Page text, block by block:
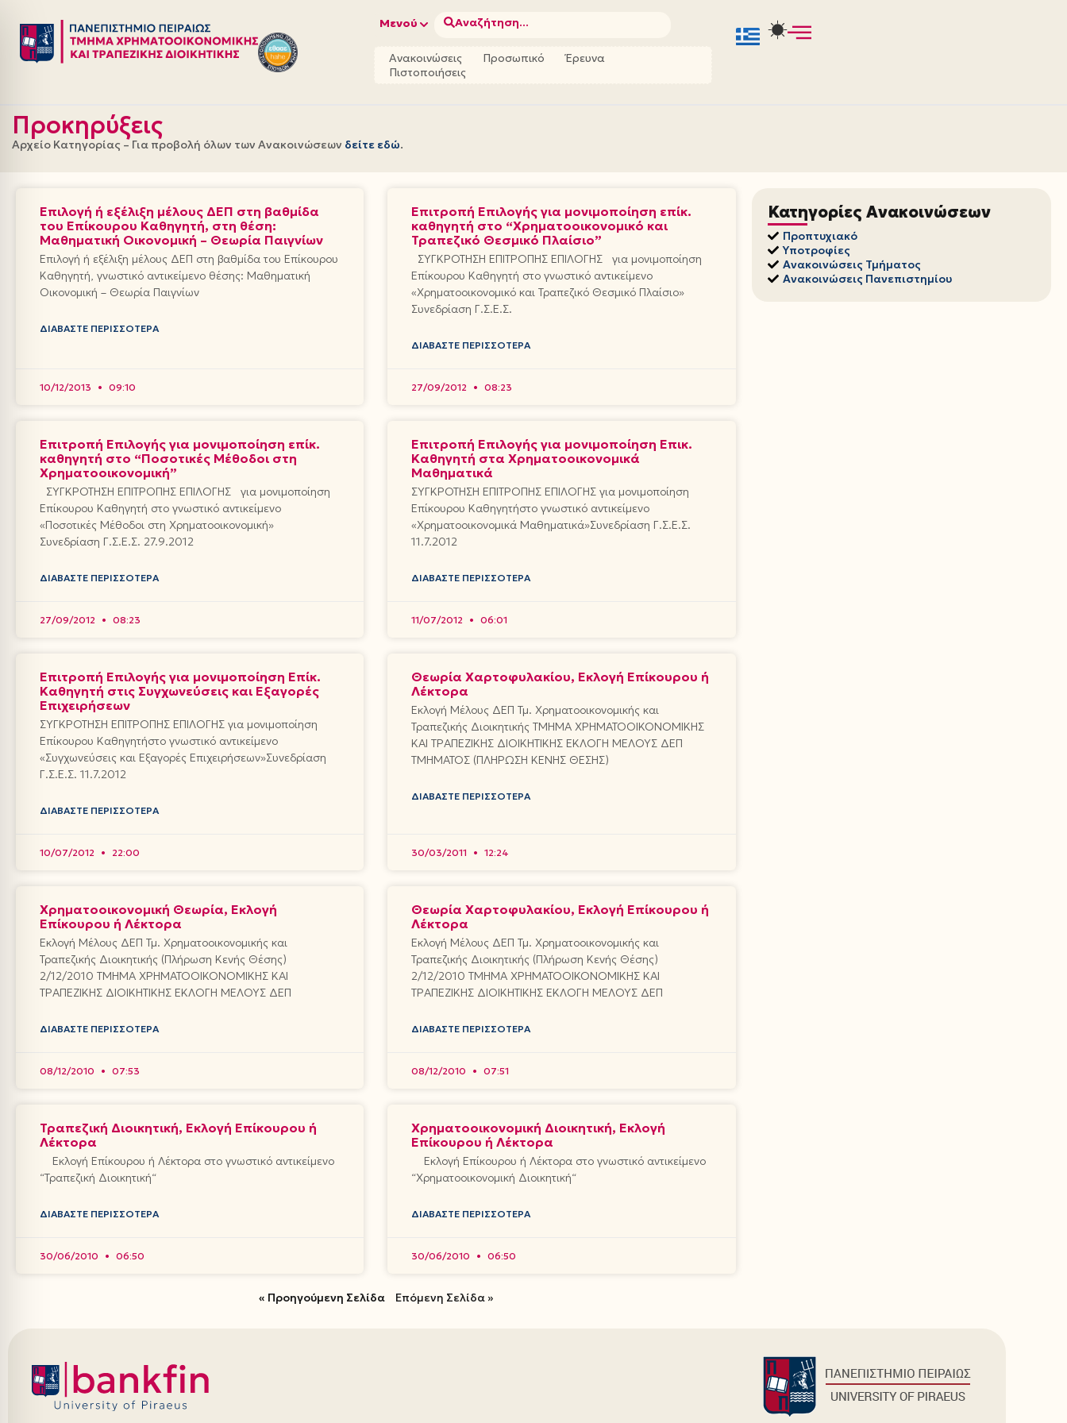
Μεταπηδήστε
στο
Μενού Αναζήτηση...
Ανακοινώσεις Προσωπικό
Έρευνα
Πιστοποιήσεις
Προκηρύξεις
Αρχείο Κατηγορίας – Για προβολή όλων των Ανακοινώσεων δείτε εδώ.
Επιλογή ή εξέλιξη μέλους ΔΕΠ στη βαθμίδα
του Επίκουρου Καθηγητή, στη θέση:
Μαθηματική Οικονομική – Θεωρία Παιγνίων
Επιλογή ή εξέλιξη μέλους ΔΕΠ στη βαθμίδα του Επίκουρου
Καθηγητή, γνωστικό αντικείμενο θέσης: Μαθηματική
Οικονομική – Θεωρία Παιγνίων
ΔΙΑΒΆΣΤΕ ΠΕΡΙΣΣΌΤΕΡΑ
10/12/2013 09:10
Επιτροπή Επιλογής για μονιμοποίηση επίκ.
καθηγητή στο “Χρηματοοικονομικό και
Τραπεζικό Θεσμικό Πλαίσιο”
ΣΥΓΚΡΟΤΗΣΗ ΕΠΙΤΡΟΠΗΣ ΕΠΙΛΟΓΗΣ για μονιμοποίηση
Επίκουρου Καθηγητή στο γνωστικό αντικείμενο
«Χρηματοοικονομικό και Τραπεζικό Θεσμικό Πλαίσιο»
Συνεδρίαση Γ.Σ.Ε.Σ.
ΔΙΑΒΆΣΤΕ ΠΕΡΙΣΣΌΤΕΡΑ
27/09/2012 08:23
Επιτροπή Επιλογής για μονιμοποίηση επίκ.
καθηγητή στο “Ποσοτικές Μέθοδοι στη
Χρηματοοικονομική”
ΣΥΓΚΡΟΤΗΣΗ ΕΠΙΤΡΟΠΗΣ ΕΠΙΛΟΓΗΣ για μονιμοποίηση
Επίκουρου Καθηγητή στο γνωστικό αντικείμενο
«Ποσοτικές Μέθοδοι στη Χρηματοοικονομική»
Συνεδρίαση Γ.Σ.Ε.Σ. 27.9.2012
ΔΙΑΒΆΣΤΕ ΠΕΡΙΣΣΌΤΕΡΑ
27/09/2012 08:23
Επιτροπή Επιλογής για μονιμοποίηση Επικ.
Καθηγητή στα Χρηματοοικονομικά
Μαθηματικά
ΣΥΓΚΡΟΤΗΣΗ ΕΠΙΤΡΟΠΗΣ ΕΠΙΛΟΓΗΣ για μονιμοποίηση
Επίκουρου Καθηγητήστο γνωστικό αντικείμενο
«Χρηματοοικονομικά Μαθηματικά»Συνεδρίαση Γ.Σ.Ε.Σ.
11.7.2012
ΔΙΑΒΆΣΤΕ ΠΕΡΙΣΣΌΤΕΡΑ
11/07/2012 06:01
Επιτροπή Επιλογής για μονιμοποίηση Επίκ.
Καθηγητή στις Συγχωνεύσεις και Εξαγορές
Επιχειρήσεων
ΣΥΓΚΡΟΤΗΣΗ ΕΠΙΤΡΟΠΗΣ ΕΠΙΛΟΓΗΣ για μονιμοποίηση
Επίκουρου Καθηγητήστο γνωστικό αντικείμενο
«Συγχωνεύσεις και Εξαγορές Επιχειρήσεων»Συνεδρίαση
Γ.Σ.Ε.Σ. 11.7.2012
ΔΙΑΒΆΣΤΕ ΠΕΡΙΣΣΌΤΕΡΑ
10/07/2012 22:00
Θεωρία Χαρτοφυλακίου, Εκλογή Επίκουρου ή
Λέκτορα
Εκλογή Μέλους ΔΕΠ Τμ. Χρηματοοικονομικής και
Τραπεζικής Διοικητικής ΤΜΗΜΑ ΧΡΗΜΑΤΟΟΙΚΟΝΟΜΙΚΗΣ
ΚΑΙ ΤΡΑΠΕΖΙΚΗΣ ΔΙΟΙΚΗΤΙΚΗΣ ΕΚΛΟΓΗ ΜΕΛΟΥΣ ΔΕΠ
ΤΜΗΜΑΤΟΣ (ΠΛΗΡΩΣΗ ΚΕΝΗΣ ΘΕΣΗΣ)
ΔΙΑΒΆΣΤΕ ΠΕΡΙΣΣΌΤΕΡΑ
30/03/2011 12:24
Χρηματοοικονομική Θεωρία, Εκλογή
Επίκουρου ή Λέκτορα
Εκλογή Μέλους ΔΕΠ Τμ. Χρηματοοικονομικής και
Τραπεζικής Διοικητικής (Πλήρωση Κενής Θέσης)
2/12/2010 ΤΜΗΜΑ ΧΡΗΜΑΤΟΟΙΚΟΝΟΜΙΚΗΣ ΚΑΙ
ΤΡΑΠΕΖΙΚΗΣ ΔΙΟΙΚΗΤΙΚΗΣ ΕΚΛΟΓΗ ΜΕΛΟΥΣ ΔΕΠ
ΔΙΑΒΆΣΤΕ ΠΕΡΙΣΣΌΤΕΡΑ
08/12/2010 07:53
Θεωρία Χαρτοφυλακίου, Εκλογή Επίκουρου ή
Λέκτορα
Εκλογή Μέλους ΔΕΠ Τμ. Χρηματοοικονομικής και
Τραπεζικής Διοικητικής (Πλήρωση Κενής Θέσης)
2/12/2010 ΤΜΗΜΑ ΧΡΗΜΑΤΟΟΙΚΟΝΟΜΙΚΗΣ ΚΑΙ
ΤΡΑΠΕΖΙΚΗΣ ΔΙΟΙΚΗΤΙΚΗΣ ΕΚΛΟΓΗ ΜΕΛΟΥΣ ΔΕΠ
ΔΙΑΒΆΣΤΕ ΠΕΡΙΣΣΌΤΕΡΑ
08/12/2010 07:51
Τραπεζική Διοικητική, Εκλογή Επίκουρου ή
Λέκτορα
Εκλογή Επίκουρου ή Λέκτορα στο γνωστικό αντικείμενο
“Τραπεζική Διοικητική“
ΔΙΑΒΆΣΤΕ ΠΕΡΙΣΣΌΤΕΡΑ
30/06/2010 06:50
Χρηματοοικονομική Διοικητική, Εκλογή
Επίκουρου ή Λέκτορα
Εκλογή Επίκουρου ή Λέκτορα στο γνωστικό αντικείμενο
“Χρηματοοικονομική Διοικητική“
ΔΙΑΒΆΣΤΕ ΠΕΡΙΣΣΌΤΕΡΑ
30/06/2010 06:50
« Προηγούμενη Σελίδα Επόμενη Σελίδα »
Κατηγορίες Ανακοινώσεων
Προπτυχιακό
Υποτροφίες
Ανακοινώσεις Τμήματος
Ανακοινώσεις Πανεπιστημίου